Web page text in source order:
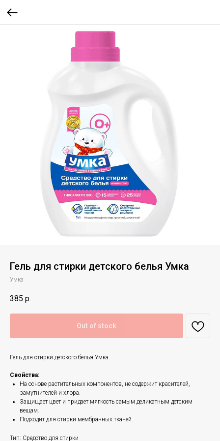
Гель для стирки детского белья Умка
Умка
385 р.
Out of stock
Гель для стирки детского белья Умка.
Свойства:
На основе растительных компонентов, не содержит красителей,
замутнителей и хлора.
Защищает цвет и придает мягкость самым деликатным детским
вещам.
Подходит для стирки мембранных тканей.
Тип: Средство для стирки